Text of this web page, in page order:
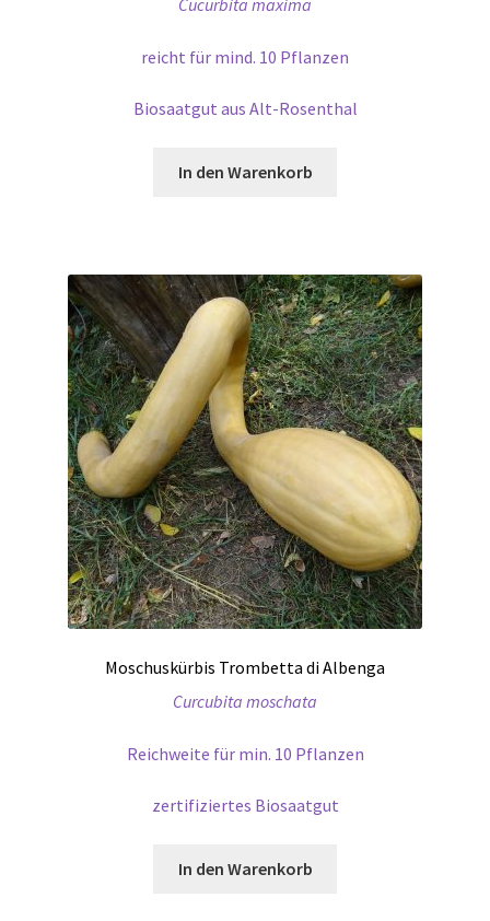
Cucurbita maxima
reicht für mind. 10 Pflanzen
Biosaatgut aus Alt-Rosenthal
In den Warenkorb
Moschuskürbis Trombetta di Albenga
Curcubita moschata
Reichweite für min. 10 Pflanzen
zertifiziertes Biosaatgut
In den Warenkorb